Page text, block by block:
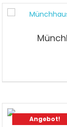
Angebot!